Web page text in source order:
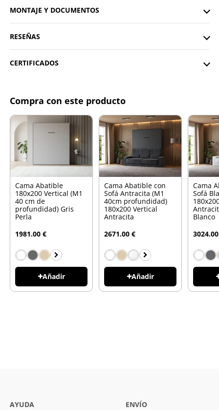
MONTAJE Y DOCUMENTOS
RESEÑAS
CERTIFICADOS
Compra con este producto
Cama Abatible
180x200 Vertical (M1
40 cm de
profundidad) Gris
Perla
1981.00 €
Añadir
Cama Abatible con
Sofá Antracita (M1
40cm profundidad)
180x200 Vertical
Antracita
2671.00 €
Añadir
Cama
Sofá
Blanco
AYUDA ENVÍO